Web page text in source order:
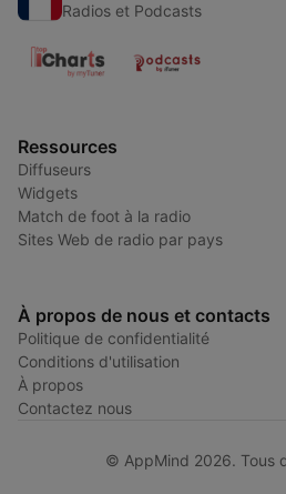
Radios et Podcasts
Ressources
Diffuseurs
Widgets
Match de foot à la radio
Sites Web de radio par pays
À propos de nous et contacts
Politique de confidentialité
Conditions d'utilisation
À propos
Contactez nous
© AppMind 2026. Tous